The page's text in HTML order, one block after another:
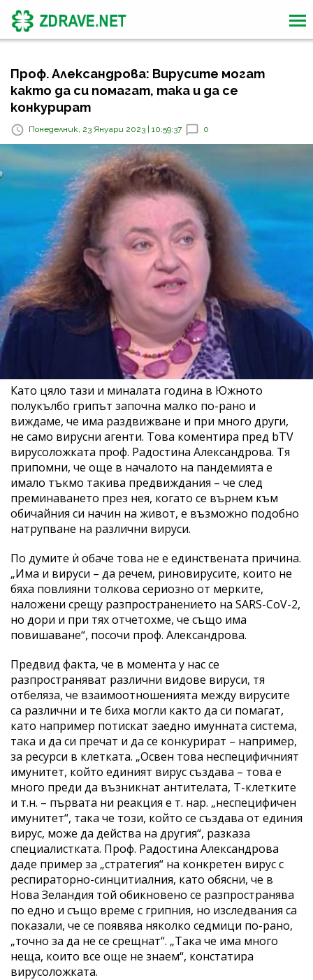
Проф. Александрова: Вирусите могат
както да си помагат, така и да се
конкурират
Понеделник, 23 Януари 2023 | 10:59:37 0
Като цяло тази и миналата година в Южното
полукълбо грипът започна малко по-рано и
виждаме, че има раздвижване и при много други,
не само вирусни агенти. Това коментира пред bTV
вирусоложката проф. Радостина Александрова. Тя
припомни, че още в началото на пандемията е
имало тъкмо такива предвиждания – че след
преминаването през нея, когато се върнем към
обичайния си начин на живот, е възможно подобно
натрупване на различни вируси.
По думите ѝ обаче това не е единствената причина.
„Има и вируси – да речем, риновирусите, които не
бяха повлияни толкова сериозно от мерките,
наложени срещу разпространението на SARS-CoV-2,
но дори и при тях отчетохме, че също има
повишаване“, посочи проф. Александрова.
Предвид факта, че в момента у нас се
разпространяват различни видове вируси, тя
отбеляза, че взаимоотношенията между вирусите
са различни и те биха могли както да си помагат,
като например потискат заедно имунната система,
така и да си пречат и да се конкурират – например,
за ресурси в клетката. „Освен това неспецифичният
имунитет, който единият вирус създава – това е
много преди да възникнат антителата, Т-клетките
и т.н. – първата ни реакция е т. нар. „неспецифичен
имунитет“, така че този, който се създава от единия
вирус, може да действа на другия“, разказа
специалистката. Проф. Радостина Александрова
даде пример за „стратегия“ на конкретен вирус с
респираторно-синцитиалния, като обясни, че в
Нова Зеландия той обикновено се разпространява
по едно и също време с грипния, но изследвания са
показали, че се появява няколко седмици по-рано,
„точно за да не се срещнат“. „Така че има много
неща, които все още не знаем“, констатира
вирусоложката.